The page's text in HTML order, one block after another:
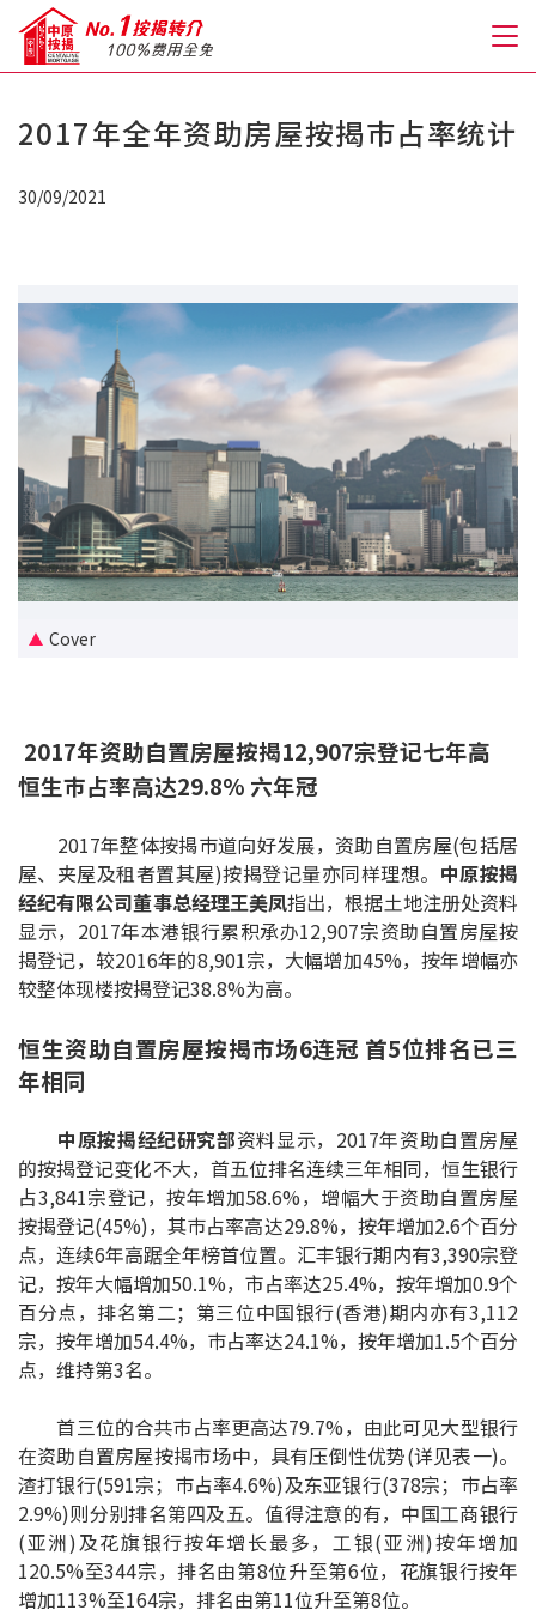
关于我们
免费房贷转介服务
免费开户转介服务
私人贷款
优惠礼遇
新盘优越按揭优惠
中原按揭标签优惠
按揭工具
按揭计算
转按计算
置业预算
供款年期计算
工商铺按揭计算
免费物业估价
下载中心
按揭全面睇
新闻/研究
按市新闻
统计数据库
按揭快趣智识
2017年全年资助房屋按揭巿占率统计
30/09/2021
Cover
2017年资助自置房屋按揭12,907宗登记七年高
恒生巿占率高达29.8% 六年冠
2017年整体按揭巿道向好发展，资助自置房屋(包括居
屋、夹屋及租者置其屋)按揭登记量亦同样理想。 中原按揭
经纪有限公司董事总经理王美凤指出，根据土地注册处资料
显示，2017年本港银行累积承办12,907宗资助自置房屋按
揭登记，较2016年的8,901宗，大幅增加45%，按年增幅亦
较整体现楼按揭登记38.8%为高。
恒生资助自置房屋按揭市场6连冠 首5位排名已三
年相同
中原按揭经纪研究部资料显示，2017年资助自置房屋
的按揭登记变化不大，首五位排名连续三年相同，恒生银行
占3,841宗登记，按年增加58.6%，增幅大于资助自置房屋
按揭登记(45%)，其巿占率高达29.8%，按年增加2.6个百分
点，连续6年高踞全年榜首位置。汇丰银行期内有3,390宗登
记，按年大幅增加50.1%，市占率达25.4%，按年增加0.9个
百分点，排名第二；第三位中国银行(香港)期内亦有3,112
宗，按年增加54.4%，巿占率达24.1%，按年增加1.5个百分
点，维持第3名。
首三位的合共巿占率更高达79.7%，由此可见大型银行
在资助自置房屋按揭市场中，具有压倒性优势(详见表一)。
渣打银行(591宗；巿占率4.6%)及东亚银行(378宗；巿占率
2.9%)则分别排名第四及五。值得注意的有，中国工商银行
(亚洲)及花旗银行按年增长最多，工银(亚洲)按年增加
120.5%至344宗，排名由第8位升至第6位，花旗银行按年
增加113%至164宗，排名由第11位升至第8位。